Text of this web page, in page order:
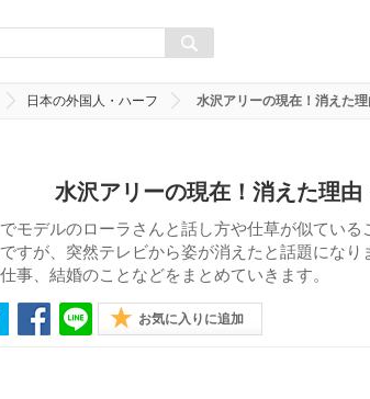
日本の外国人・ハーフ 水沢アリーの現在！消えた
水沢アリーの現在！消えた理
モデルのローラさんと話し方や仕草が似てい
すが、突然テレビから姿が消えたと話題にな
事、結婚のことなどをまとめていきます。
お気に入りに追加